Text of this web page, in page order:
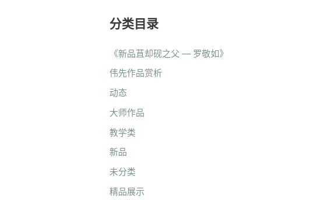
分类目录
《新品苴却砚之父 — 罗敬如》
伟先作品赏析
动态
大师作品
教学类
新品
未分类
精品展示